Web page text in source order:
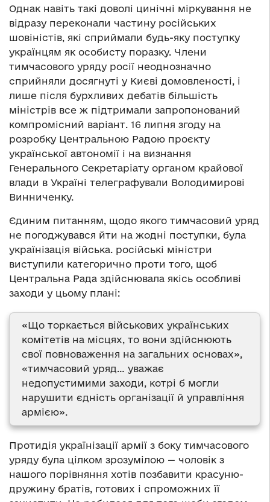
Однак навіть такі доволі цинічні міркування не
відразу переконали частину російських
шовіністів, які сприймали будь-яку поступку
українцям як особисту поразку. Члени
тимчасового уряду росії неоднозначно
сприйняли досягнуті у Києві домовленості, і
лише після бурхливих дебатів більшість
міністрів все ж підтримали запропонований
компромісний варіант. 16 липня згоду на
розробку Центральною Радою проєкту
української автономії і на визнання
Генерального Секретаріату органом крайової
влади в Україні телеграфували Володимирові
Винниченку.
Єдиним питанням, щодо якого тимчасовий уряд
не погоджувався йти на жодні поступки, була
українізація війська. російські міністри
виступили категорично проти того, щоб
Центральна Рада здійснювала якісь особливі
заходи у цьому плані:
«Що торкається військових українських
комітетів на місцях, то вони здійснюють
свої повноваження на загальних основах»,
«тимчасовий уряд… уважає
недопустимими заходи, котрі б могли
нарушити єдність організації й управління
армією».
Протидія українізації армії з боку тимчасового
уряду була цілком зрозумілою — чоловік з
нашого порівняння хотів позбавити красуню-
дружину братів, готових і спроможних її